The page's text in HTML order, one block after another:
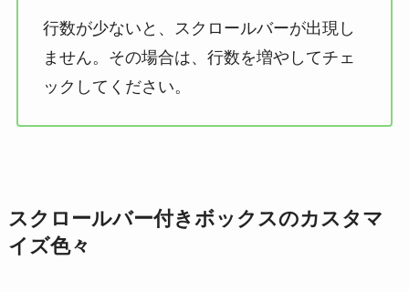
行数が少ないと、スクロールバーが出現し
ません。その場合は、行数を増やしてチェ
ックしてください。
スクロールバー付きボックスのカスタマ
イズ色々